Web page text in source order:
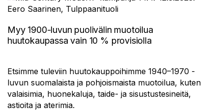
Myy 1900-luvun puolivälin muotoilua
huutokaupassa vain 10 % provisiolla
Etsimme tuleviin huutokauppoihimme 1940–1970 -
luvun suomalaista ja pohjoismaista muotoilua, kuten
valaisimia, huonekaluja, taide- ja sisustustesineitä,
astioita ja aterimia.